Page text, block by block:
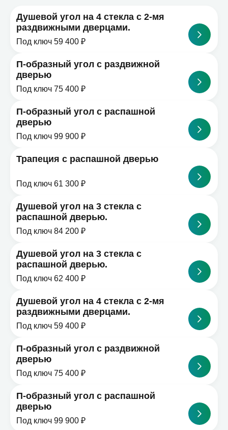
Душевой угол на 4 стекла с 2-мя
раздвижными дверцами.
Под ключ 59 400 ₽
П-образный угол с раздвижной
дверью
Под ключ 75 400 ₽
П-образный угол с распашной
дверью
Под ключ 99 900 ₽
Трапеция с распашной дверью
Под ключ 61 300 ₽
Душевой угол на 3 стекла с
распашной дверью.
Под ключ 84 200 ₽
Душевой угол на 3 стекла с
распашной дверью.
Под ключ 62 400 ₽
Душевой угол на 4 стекла с 2-мя
раздвижными дверцами.
Под ключ 59 400 ₽
П-образный угол с раздвижной
дверью
Под ключ 75 400 ₽
П-образный угол с распашной
дверью
Под ключ 99 900 ₽